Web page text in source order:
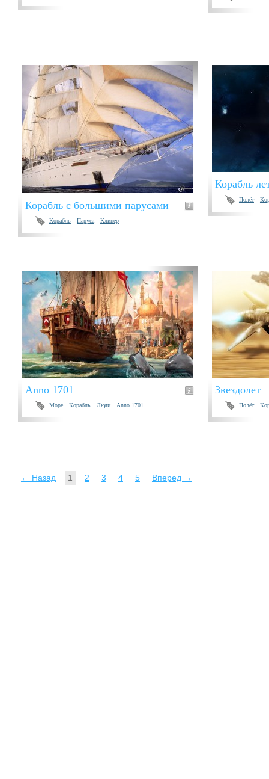
Корабль с большими парусами
Корабль Паруса Клипер
Корабль
Полёт
Anno 1701
Море Корабль Люди Anno 1701
Звездолет
Полёт
← Назад 1 2 3 4 5 Вперед →